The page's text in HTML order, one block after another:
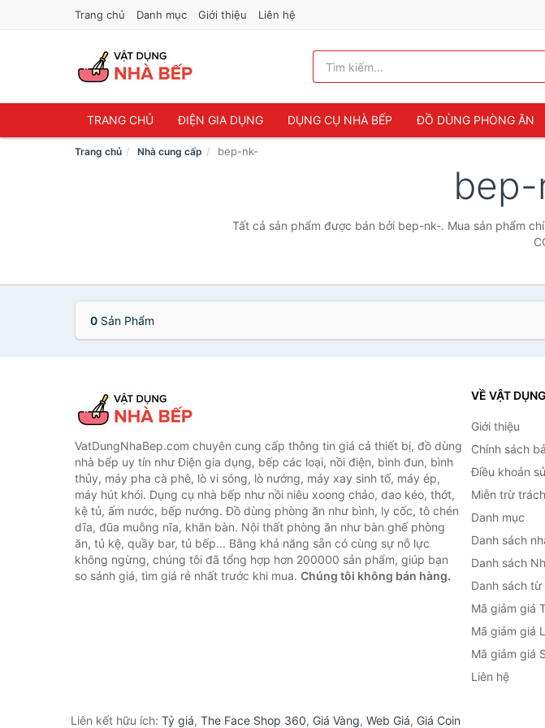
Trang chủ Danh mục Giới thiệu Liên hệ
TRANG CHỦ ĐIỆN GIA DỤNG DỤNG CỤ NHÀ BẾP ĐỒ DÙNG PHÒNG ĂN
Trang chủ Nhà cung cấp bep-nk-
Tất cả sản phẩm được bán bởi bep-nk-. Mua sản phẩm
0 Sản Phẩm
VatDungNhaBep.com chuyên cung cấp thông tin giá cả thiết bị, đồ dùng
nhà bếp uy tín như Điện gia dụng, bếp các loại, nồi điện, bình đun, bình
thủy, máy pha cà phê, lò vi sóng, lò nướng, máy xay sinh tố, máy ép,
máy hút khói. Dụng cụ nhà bếp như nồi niêu xoong chảo, dao kéo, thớt,
kệ tủ, ấm nước, bếp nướng. Đồ dùng phòng ăn như bình, ly cốc, tô chén
dĩa, đũa muỗng nĩa, khăn bàn. Nội thất phòng ăn như bàn ghế phòng
ăn, tủ kệ, quầy bar, tủ bếp... Bằng khả năng sẵn có cùng sự nỗ lực
không ngừng, chúng tôi đã tổng hợp hơn 200000 sản phẩm, giúp bạn
so sánh giá, tìm giá rẻ nhất trước khi mua. Chúng tôi không bán hàng.
VỀ VẬT
Giới thiệu
Chính sách
Điều khoản
Miễn trừ
Danh mục
Danh sách
Danh sách
Danh sách từ
Mã giảm giá
Mã giảm giá
Mã giảm giá
Liên hệ
Liên kết hữu ích: Tỷ giá, The Face Shop 360, Giá Vàng, Web Giá, Giá Coin